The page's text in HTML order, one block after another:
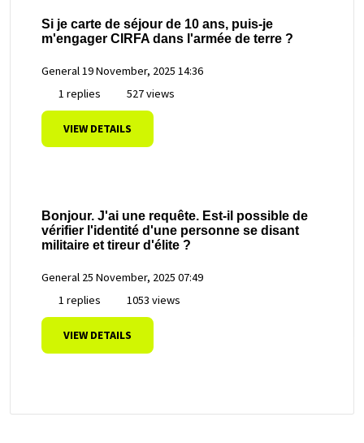
Si je carte de séjour de 10 ans, puis-je
m'engager CIRFA dans l'armée de terre ?
General19 November, 2025 14:36
1 replies
527 views
VIEW DETAILS
Bonjour. J'ai une requête. Est-il possible de
vérifier l'identité d'une personne se disant
militaire et tireur d'élite ?
General 25 November, 2025 07:49
1 replies
1053 views
VIEW DETAILS